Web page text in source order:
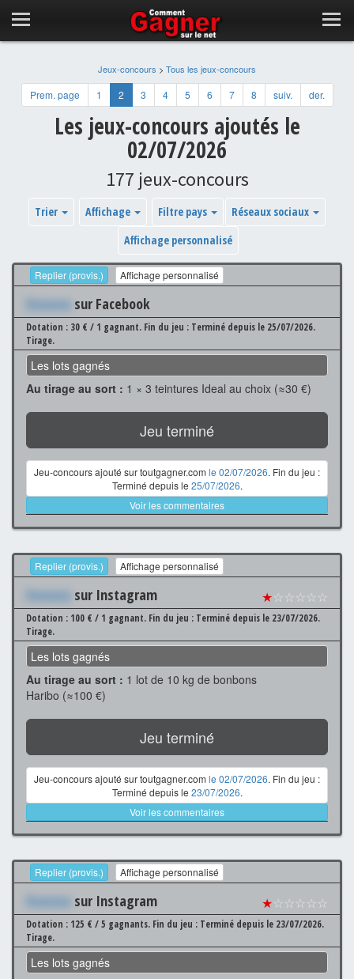
Jeux-concours > Tous les jeux-concours
Prem. page 1 2 3 4 5 6 7 8 suiv. der.
Les jeux-concours ajoutés le
02/07/2026
177 jeux-concours
Trier Affichage Filtre pays
Réseaux sociaux
Affichage personnalisé
Replier (provis.) Affichage personnalisé
Xxxxxxx sur Facebook
Dotation : 30 € / 1 gagnant. Fin du jeu : Terminé depuis le 25/07/2026.
Tirage.
Les lots gagnés
Au tirage au sort : 1 × 3 teintures Ideal au choix (≈30 €)
Jeu terminé
Jeu-concours ajouté sur toutgagner.com le 02/07/2026. Fin du jeu :
Terminé depuis le 25/07/2026.
Voir les commentaires
Replier (provis.) Affichage personnalisé
Xxxxxxx sur Instagram ★☆☆☆☆☆
Dotation : 100 € / 1 gagnant. Fin du jeu : Terminé depuis le 23/07/2026.
Tirage.
Les lots gagnés
Au tirage au sort : 1 lot de 10 kg de bonbons
Haribo (≈100 €)
Jeu terminé
Jeu-concours ajouté sur toutgagner.com le 02/07/2026. Fin du jeu :
Terminé depuis le 23/07/2026.
Voir les commentaires
Replier (provis.) Affichage personnalisé
Xxxxxxx sur Instagram ★☆☆☆☆☆
Dotation : 125 € / 5 gagnants. Fin du jeu : Terminé depuis le 23/07/2026.
Tirage.
Les lots gagnés